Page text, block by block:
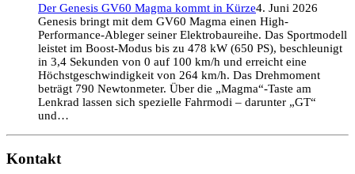
Der Genesis GV60 Magma kommt in Kürze4. Juni 2026
Genesis bringt mit dem GV60 Magma einen High-
Performance-Ableger seiner Elektrobaureihe. Das Sportmodell
leistet im Boost-Modus bis zu 478 kW (650 PS), beschleunigt
in 3,4 Sekunden von 0 auf 100 km/h und erreicht eine
Höchstgeschwindigkeit von 264 km/h. Das Drehmoment
beträgt 790 Newtonmeter. Über die „Magma“-Taste am
Lenkrad lassen sich spezielle Fahrmodi – darunter „GT“
und…
Kontakt